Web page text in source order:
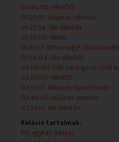
2026.06.02 - 10:33:51 - Élő
Nyugat-dunántúli nyelvjárás
2026.06.02 - 10:53:42 - Ma
2026.06.02 - 11:00:00 -
2026.06.02 - 11:20:51 -
2026.06.02 - 11:22:54 - Ma
2026.06.02 - 11:30:08 - HÍREK
01:00:00: HÍRADÓ
01:20:51: Időjárás-jelentés
01:22:54: Ma délelőtt
01:30:08: HÍREK
01:33:57: Itthon vagy! / Balatoni
01:54:04: Ma délelőtt
02:00:00: Déli harangszó / Déli
02:01:09: HÍRADÓ
02:37:07: Nemzeti Sporthíradó
02:46:58: Időjárás-jelentés
02:53:57: Ma délután
Reláció tartalmak:
Élő egyház (része)